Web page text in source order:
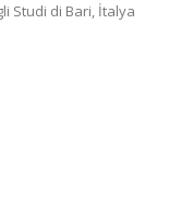
Studi di Bari, İtalya